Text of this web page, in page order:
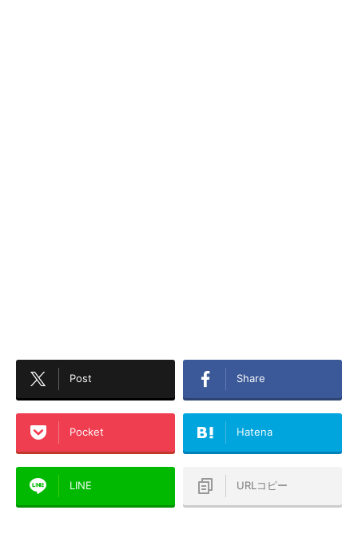
Post Share
Pocket Hatena
LINE URLコピー